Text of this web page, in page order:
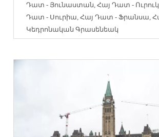
Դատ - Յունաստան ,Հայ Դատ -
Դատ - Սուրիա ,Հայ Դատ - Ֆրանսա ,
Կեդրոնական Գրասենեակ